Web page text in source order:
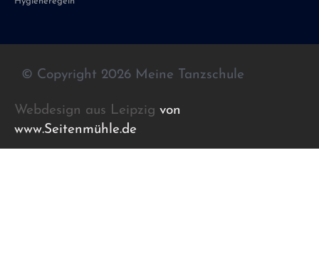
© Copyright 2026 Meine Tanzschule
Webdesign aus Leipzig von
www.Seitenmühle.de